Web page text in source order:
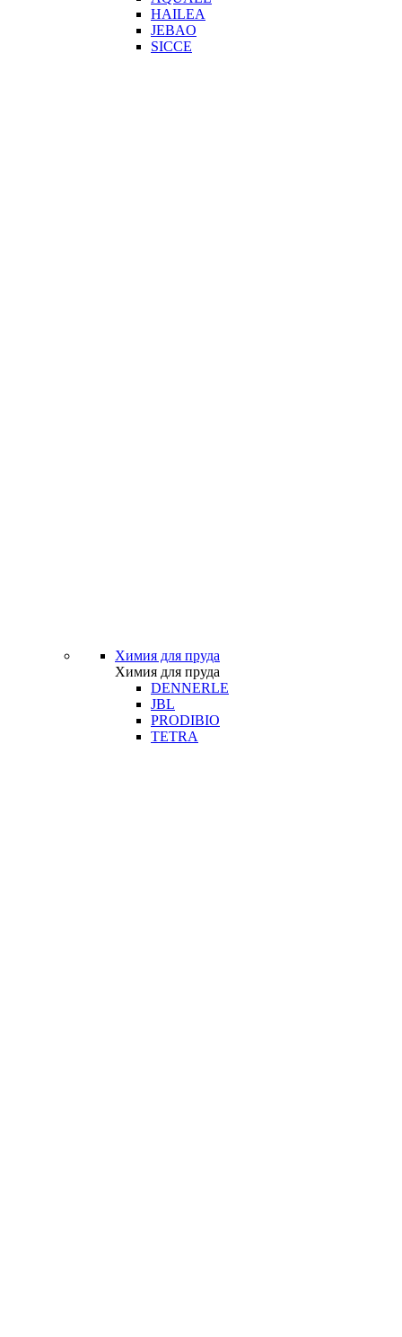
HAILEA
JEBAO
SICCE
Химия для пруда
Химия для пруда
DENNERLE
JBL
PRODIBIO
TETRA